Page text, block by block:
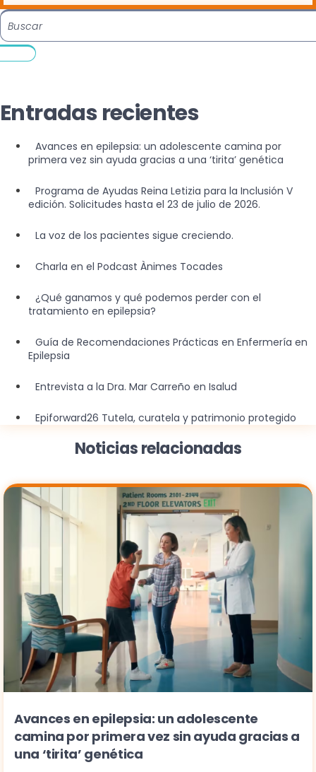
Entradas recientes
Avances en epilepsia: un adolescente camina por
primera vez sin ayuda gracias a una ‘tirita’ genética
Programa de Ayudas Reina Letizia para la Inclusión V
edición. Solicitudes hasta el 23 de julio de 2026.
La voz de los pacientes sigue creciendo.
Charla en el Podcast Ànimes Tocades
¿Qué ganamos y qué podemos perder con el
tratamiento en epilepsia?
Guía de Recomendaciones Prácticas en Enfermería en
Epilepsia
Entrevista a la Dra. Mar Carreño en Isalud
Epiforward26 Tutela, curatela y patrimonio protegido
Noticias relacionadas
Avances en epilepsia: un adolescente
camina por primera vez sin ayuda gracias a
una ‘tirita’ genética